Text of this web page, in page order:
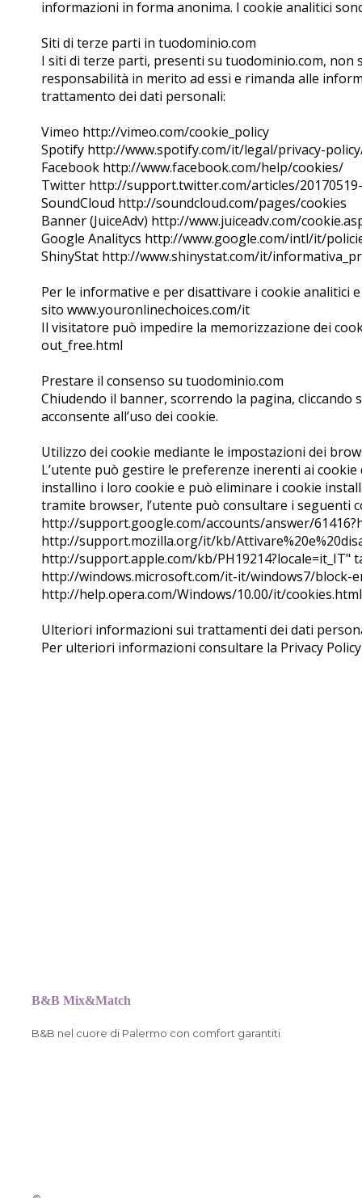
B&B Mix&Match
B&B nel cuore di Palermo con comfort garantiti
informazioni in forma anonima. I cookie analitici
Siti di terze parti in tuodominio.com
I siti di terze parti, presenti su tuodominio.com,
responsabilità in merito ad essi e rimanda alle
trattamento dei dati personali:
Vimeo http://vimeo.com/cookie_policy
Spotify http://www.spotify.com/it/legal/privacy-
Facebook http://www.facebook.com/help/cookies/
Twitter http://support.twitter.com/articles/
SoundCloud http://soundcloud.com/pages/cookies
Banner (JuiceAdv) http://www.juiceadv.com/
Google Analitycs http://www.google.com/intl/it/
ShinyStat http://www.shinystat.com/it/
Per le informative e per disattivare i cookie analitici
sito www.youronlinechoices.com/it
Il visitatore può impedire la memorizzazione dei
out_free.html
Prestare il consenso su tuodominio.com
Chiudendo il banner, scorrendo la pagina,
acconsente all’uso dei cookie.
Utilizzo dei cookie mediante le impostazioni dei
L’utente può gestire le preferenze inerenti ai
installino i loro cookie e può eliminare i cookie
tramite browser, l’utente può consultare i seguenti
http://support.google.com/accounts/answer/
http://support.mozilla.org/it/kb/
http://support.apple.com/kb/PH19214?locale=it_IT"
http://windows.microsoft.com/it-it/windows7/block-
http://help.opera.com/Windows/10.00/it/cookies.html
Ulteriori informazioni sui trattamenti dei dati
Per ulteriori informazioni consultare la Privacy